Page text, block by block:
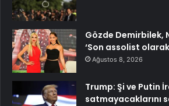
Gözde Demirbilek,
‘Son assolist
Ağustos 8, 2026
Trump: Şi ve Putin
satmayacaklarını